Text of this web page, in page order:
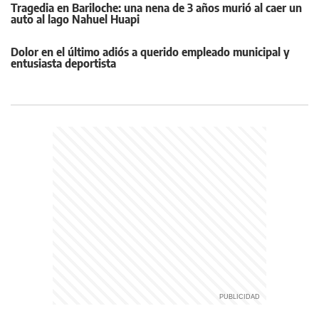
Tragedia en Bariloche: una nena de 3 años murió al caer un
auto al lago Nahuel Huapi
Dolor en el último adiós a querido empleado municipal y
entusiasta deportista